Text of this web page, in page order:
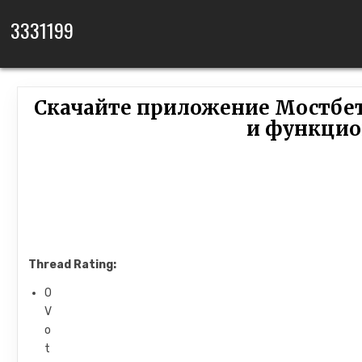
3331199
Скачайте приложение
и
Thread Rating:
0
V
o
t